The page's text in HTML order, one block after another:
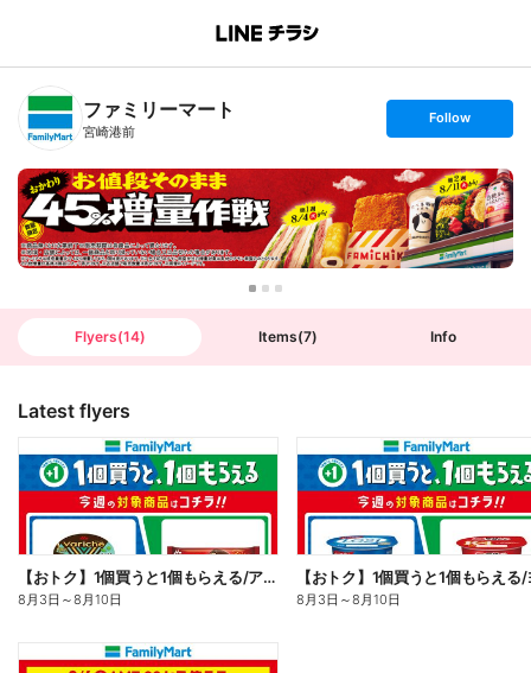
B
n
T
ファミリーマート
宮崎港前
s
t
o
l
l
o
w
Follow
Flyers(14) Items(7) Info
Latest flyers
【おトク】1個買うと1個もらえる/アイス
8月3日 ～8月10日 8月3日 ～8月10日